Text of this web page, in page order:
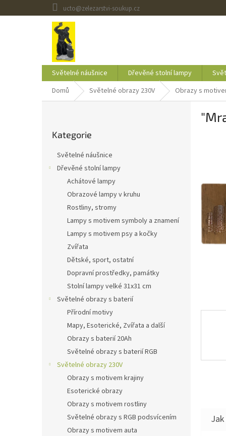
na
ucto@zelezarstvi-soukup.cz
Světelné náušnice Dřevěné stolní lampy
Domů
Světelné obrazy 230V Obrazy s
kategorie
Kategorie
Světelné náušnice
Dřevěné stolní lampy
Achátové lampy
Obrazové lampy v kruhu
Rostliny, stromy
Lampy s motivem symboly a znamení
Lampy s motivem psy a kočky
Zvířata
Dětské, sport, ostatní
Dopravní prostředky, památky
Stolní lampy velké 31x31 cm
Světelné obrazy s baterií
Přírodní motivy
Mapy, Esoterické, Zvířata a další
Obrazy s baterií 20Ah
Světelné obrazy s baterií RGB
Světelné obrazy 230V
Obrazy s motivem krajiny
Esoterické obrazy
Obrazy s motivem rostliny
Světelné obrazy s RGB podsvícením
Obrazy s motivem auta